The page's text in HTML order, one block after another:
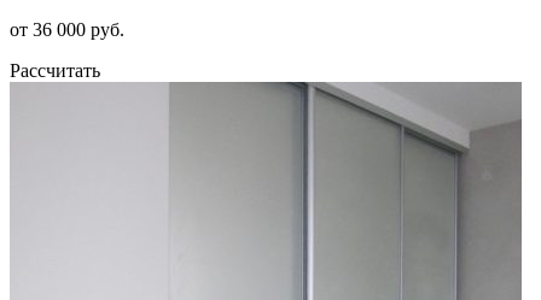
от 36 000 руб.
Рассчитать